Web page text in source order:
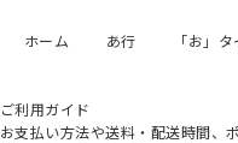
ホーム あ行 「お」
ご利用ガイド
お支払い方法や送料・配送時間、